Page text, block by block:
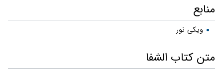
منابع
ویکی نور
متن کتاب الشفا